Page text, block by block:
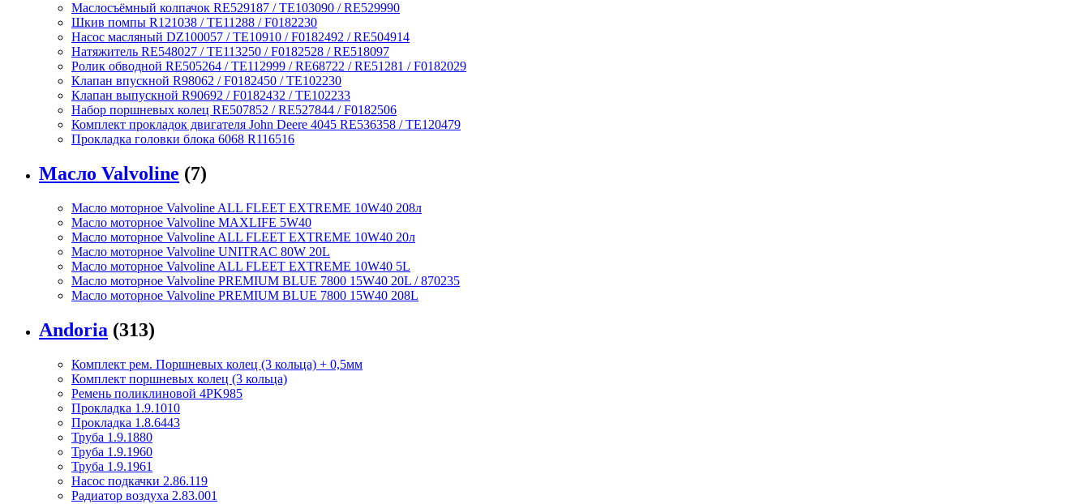
Маслосъёмный колпачок RE529187 / TE103090 / RE529990
Шкив помпы R121038 / TE11288 / F0182230
Насос масляный DZ100057 / TE10910 / F0182492 / RE504914
Натяжитель RE548027 / TE113250 / F0182528 / RE518097
Ролик обводной RE505264 / TE112999 / RE68722 / RE51281 / F0182029
Клапан впускной R98062 / F0182450 / TE102230
Клапан выпускной R90692 / F0182432 / TE102233
Набор поршневых колец RE507852 / RE527844 / F0182506
Комплект прокладок двигателя John Deere 4045 RE536358 / TE120479
Прокладка головки блока 6068 R116516
Масло Valvoline (7)
Масло моторное Valvoline ALL FLEET EXTREME 10W40 208л
Масло моторное Valvoline MAXLIFE 5W40
Масло моторное Valvoline ALL FLEET EXTREME 10W40 20л
Масло моторное Valvoline UNITRAC 80W 20L
Масло моторное Valvoline ALL FLEET EXTREME 10W40 5L
Масло моторное Valvoline PREMIUM BLUE 7800 15W40 20L / 870235
Масло моторное Valvoline PREMIUM BLUE 7800 15W40 208L
Andoria (313)
Комплект рем. Поршневых колец (3 кольца) + 0,5мм
Комплект поршневых колец (3 кольца)
Ремень поликлиновой 4PK985
Прокладка 1.9.1010
Прокладка 1.8.6443
Труба 1.9.1880
Труба 1.9.1960
Труба 1.9.1961
Насос подкачки 2.86.119
Радиатор воздуха 2.83.001